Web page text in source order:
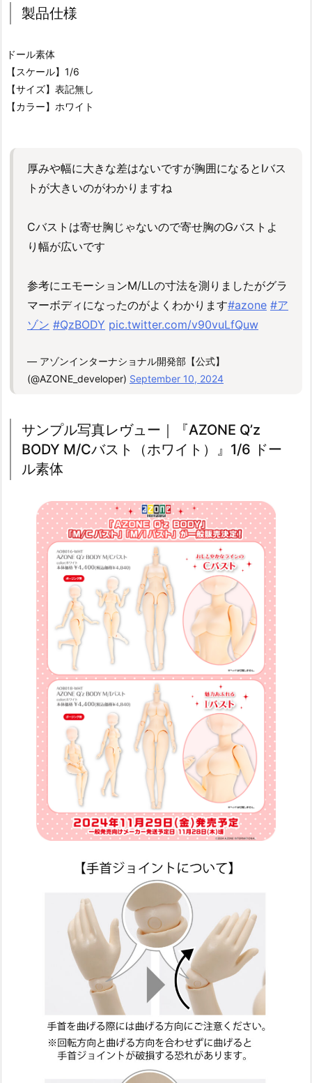
製品仕様
ドール素体
【スケール】1/6
【サイズ】表記無し
【カラー】ホワイト
厚みや幅に大きな差はないですが胸囲になるとIバス
トが大きいのがわかりますね
Cバストは寄せ胸じゃないので寄せ胸のGバストよ
り幅が広いです
参考にエモーションM/LLの寸法を測りましたがグラ
マーボディになったのがよくわかります#azone #ア
ゾン #QzBODY pic.twitter.com/v90vuLfQuw
— アゾンインターナショナル開発部【公式】
(@AZONE_developer) September 10, 2024
サンプル写真レヴュー｜『AZONE Q’z
BODY M/Cバスト（ホワイト）』1/6 ドー
ル素体